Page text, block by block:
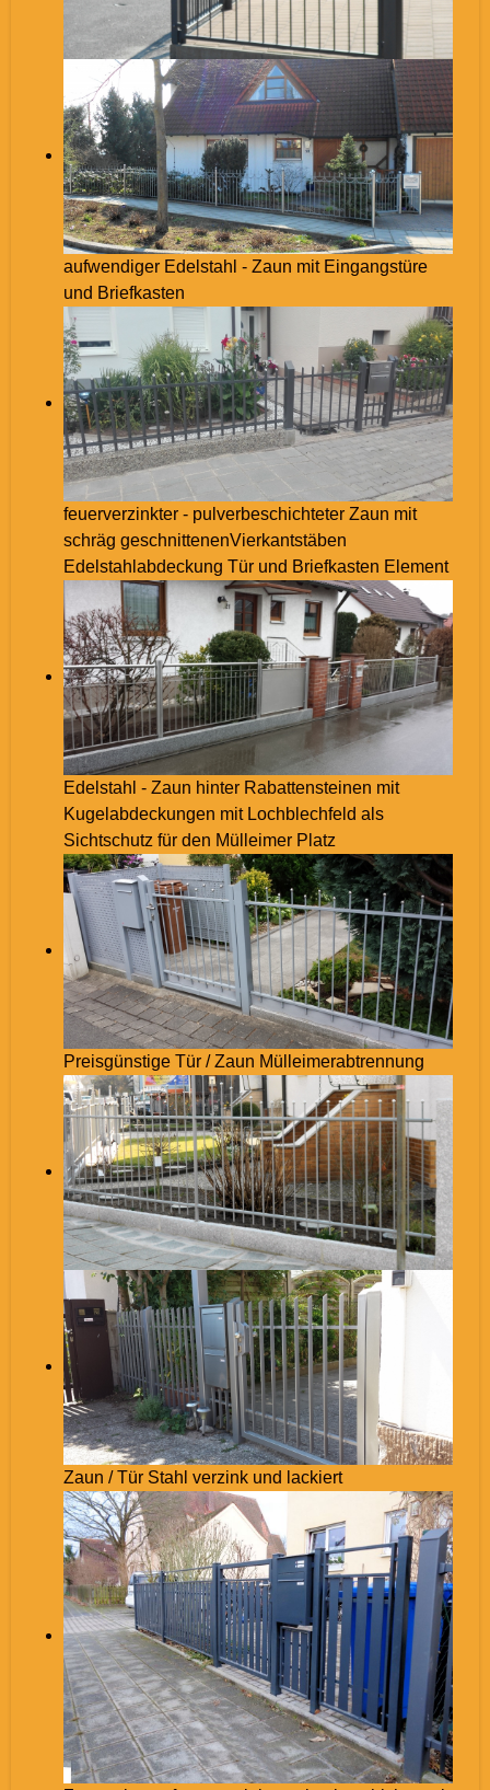
aufwendiger Edelstahl - Zaun mit Eingangstüre
und Briefkasten
feuerverzinkter - pulverbeschichteter Zaun mit
schräg geschnittenenVierkantstäben
Edelstahlabdeckung Tür und Briefkasten Element
Edelstahl - Zaun hinter Rabattensteinen mit
Kugelabdeckungen mit Lochblechfeld als
Sichtschutz für den Mülleimer Platz
Preisgünstige Tür / Zaun Mülleimerabtrennung
Zaun / Tür Stahl verzink und lackiert